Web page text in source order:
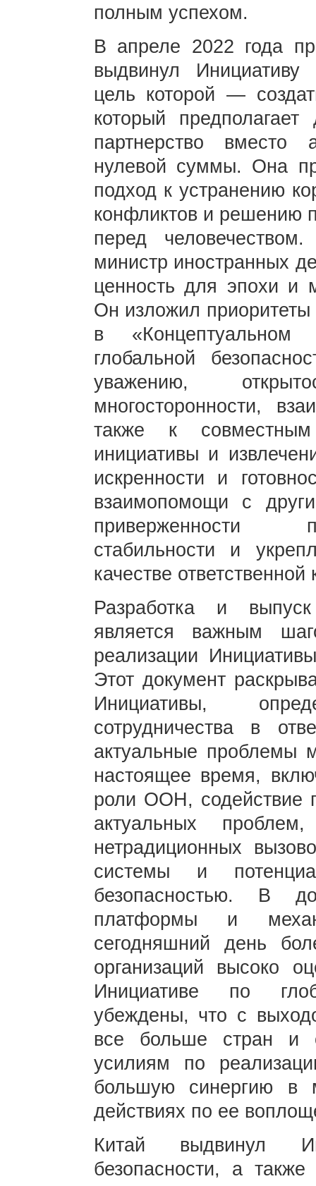
полным успехом.
В апреле 2022 года
выдвинул Инициативу
цель которой —
который
партнерство
нулевой суммы. Она
подход к устранению
конфликтов и решению
перед
министр иностранных
ценность для эпохи и
Он изложил приоритеты
в
глобальной
уважению,
многосторонности,
также к
инициативы и
искренности и
взаимопомощи с
приверженности
стабильности и
качестве
Разработка и выпуск
является важным
реализации
Этот документ
Инициативы,
сотрудничества в
актуальные проблемы
настоящее время,
роли ООН, содействие
актуальных
нетрадиционных
системы и
безопасностью. В
платформы и
сегодняшний день
организаций высоко
Инициативе по
убеждены, что с
все больше стран и
усилиям по
большую синергию в
действиях по ее
Китай выдвинул
безопасности, а